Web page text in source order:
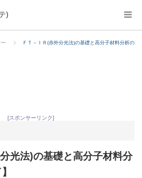
)
ＦＴ－ＩＲ(赤外分光法)の基礎と高分子材料分析の
[スポンサーリンク]
光法)の基礎と高分子材料分